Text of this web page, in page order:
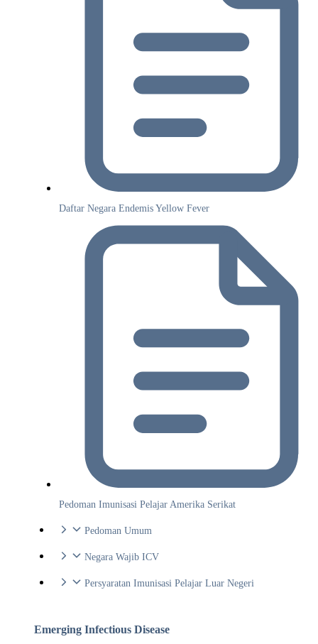
Daftar Negara Endemis Yellow Fever
Pedoman Imunisasi Pelajar Amerika Serikat
Pedoman Umum
Negara Wajib ICV
Persyaratan Imunisasi Pelajar Luar Negeri
Emerging Infectious Disease